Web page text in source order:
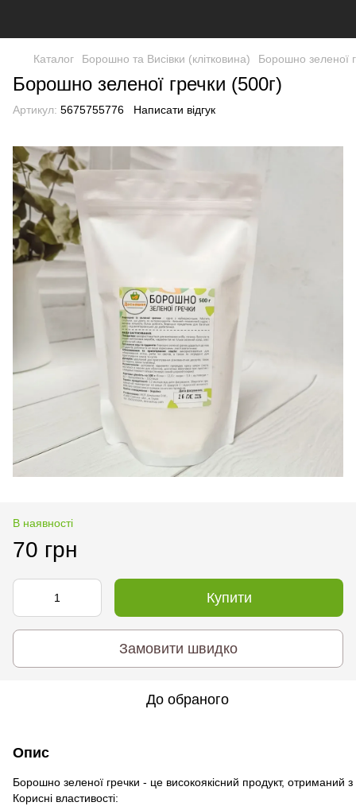
Каталог Борошно та Висівки (клітковина) Борошно зеленої
Борошно зеленої гречки (500г)
Артикул: 5675755776 Написати відгук
В наявності
70 грн
Купити
Замовити швидко
До обраного
Опис
Борошно зеленої гречки - це високоякісний продукт,
Корисні властивості: